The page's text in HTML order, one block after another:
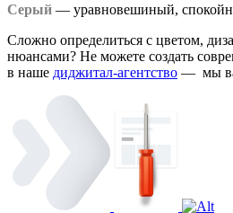
Серый — уравновешиный,
Сложно определиться с цветом,
нюансами? Не можете создать
в наше диджитал-агентство — мы